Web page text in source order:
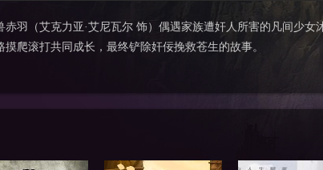
羽（艾克力亚·艾尼瓦尔 饰）偶遇家族遭奸人所害的凡间少女
爬滚打共同成长，最终铲除奸佞挽救苍生的故事。